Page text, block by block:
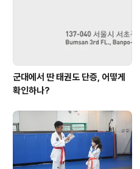
군대에서 딴 태권도 단증, 어떻게
확인하나?